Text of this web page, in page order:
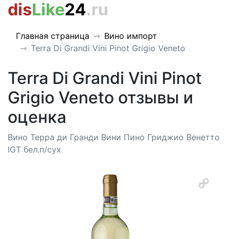
disLike24.ru
Главная страница
Вино импорт
Terra Di Grandi Vini Pinot Grigio Veneto
Terra Di Grandi Vini Pinot
Grigio Veneto отзывы и
оценка
Вино Терра ди Гранди Вини Пино Гриджио Венетто
IGT бел.п/сух